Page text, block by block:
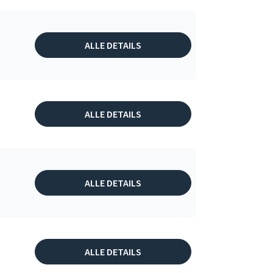
ALLE DETAILS
ALLE DETAILS
ALLE DETAILS
ALLE DETAILS